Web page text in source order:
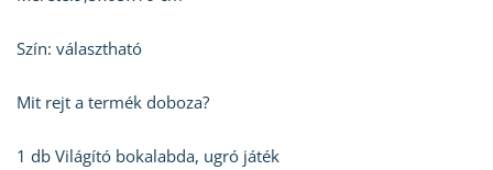
Szín: választható
Mit rejt a termék doboza?
1 db Világító bokalabda, ugró játék